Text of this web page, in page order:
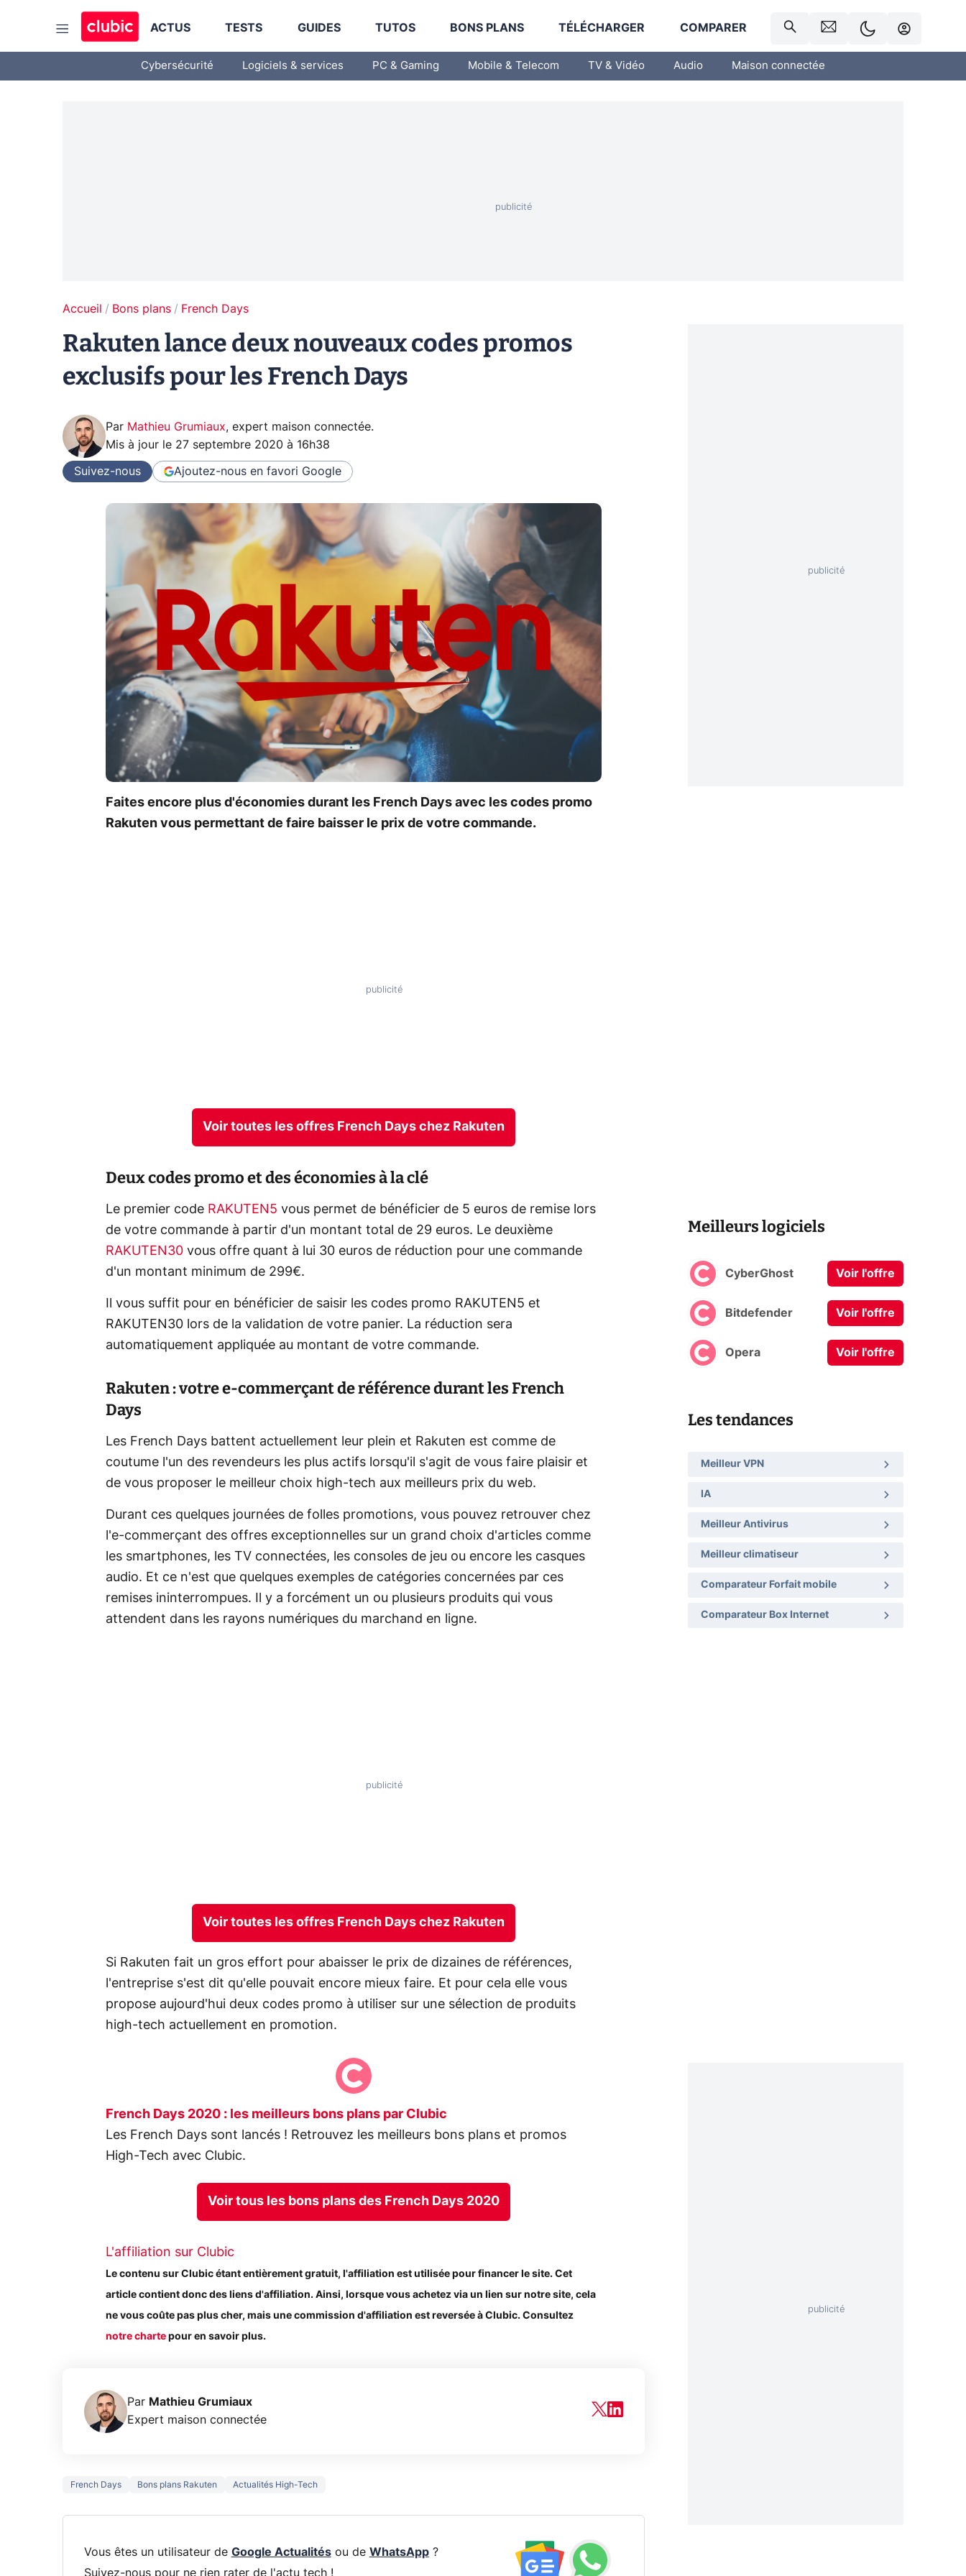
ACTUS TESTS GUIDES TUTOS BONS PLANS TÉLÉCHARGER COMPARER
Cybersécurité Logiciels & services PC & Gaming Mobile & Telecom TV & Vidéo Audio Maison connectée
Accueil Bons plans French Days
Rakuten lance deux nouveaux codes promos
exclusifs pour les French Days
Par Mathieu Grumiaux, expert maison connectée.
Mis à jour le 27 septembre 2020 à 16h38
Suivez-nous Ajoutez-nous en favori Google
Faites encore plus d'économies durant les French Days avec les codes promo
Rakuten vous permettant de faire baisser le prix de votre commande.
Voir toutes les offres French Days chez Rakuten
Deux codes promo et des économies à la clé
Le premier code RAKUTEN5 vous permet de bénéficier de 5 euros de remise lors
de votre commande à partir d'un montant total de 29 euros. Le deuxième
RAKUTEN30 vous offre quant à lui 30 euros de réduction pour une commande
d'un montant minimum de 299€.
Il vous suffit pour en bénéficier de saisir les codes promo RAKUTEN5 et
RAKUTEN30 lors de la validation de votre panier. La réduction sera
automatiquement appliquée au montant de votre commande.
Rakuten : votre e-commerçant de référence durant les French
Days
Les French Days battent actuellement leur plein et Rakuten est comme de
coutume l'un des revendeurs les plus actifs lorsqu'il s'agit de vous faire plaisir et
de vous proposer le meilleur choix high-tech aux meilleurs prix du web.
Durant ces quelques journées de folles promotions, vous pouvez retrouver chez
l'e-commerçant des offres exceptionnelles sur un grand choix d'articles comme
les smartphones, les TV connectées, les consoles de jeu ou encore les casques
audio. Et ce n'est que quelques exemples de catégories concernées par ces
remises ininterrompues. Il y a forcément un ou plusieurs produits qui vous
attendent dans les rayons numériques du marchand en ligne.
Voir toutes les offres French Days chez Rakuten
Si Rakuten fait un gros effort pour abaisser le prix de dizaines de références,
l'entreprise s'est dit qu'elle pouvait encore mieux faire. Et pour cela elle vous
propose aujourd'hui deux codes promo à utiliser sur une sélection de produits
high-tech actuellement en promotion.
French Days 2020 : les meilleurs bons plans par Clubic
Les French Days sont lancés ! Retrouvez les meilleurs bons plans et promos
High-Tech avec Clubic.
Voir tous les bons plans des French Days 2020
L'affiliation sur Clubic
Le contenu sur Clubic étant entièrement gratuit, l'affiliation est utilisée pour financer le site. Cet
article contient donc des liens d'affiliation. Ainsi, lorsque vous achetez via un lien sur notre site, cela
ne vous coûte pas plus cher, mais une commission d'affiliation est reversée à Clubic. Consultez
notre charte pour en savoir plus.
Par Mathieu Grumiaux
Expert maison connectée
French Days Bons plans Rakuten Actualités High-Tech
Vous êtes un utilisateur de Google Actualitésou de WhatsApp?
Suivez-nous pour ne rien rater de l'actu tech !
Meilleurs logiciels
CyberGhost Voir l'offre
Bitdefender Voir l'offre
Opera Voir l'offre
Les tendances
Meilleur VPN
IA
Meilleur Antivirus
Meilleur climatiseur
Comparateur Forfait mobile
Comparateur Box Internet